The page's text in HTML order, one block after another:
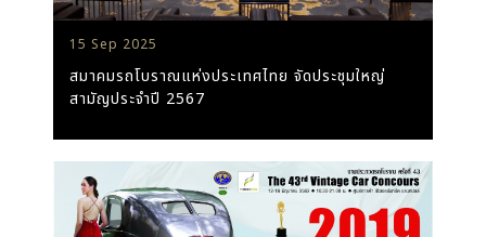
15 Sep 2025
สมาคมรถโบราณแห่งประเทศไทย จัดประชุมใหญ่
สามัญประจำปี 2567